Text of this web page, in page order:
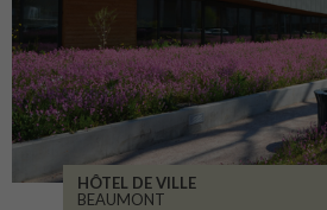
HÔTEL DE VILLE
BEAUMONT